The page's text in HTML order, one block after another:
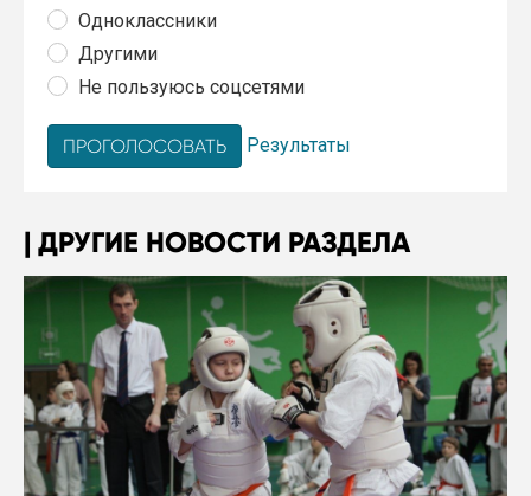
Одноклассники
Другими
Не пользуюсь соцсетями
Результаты
ДРУГИЕ НОВОСТИ РАЗДЕЛА